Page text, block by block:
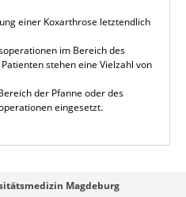
einer Koxarthrose letztendlich
im Bereich des
stehen eine Vielzahl von
der Pfanne oder des
eingesetzt.
Magdeburg